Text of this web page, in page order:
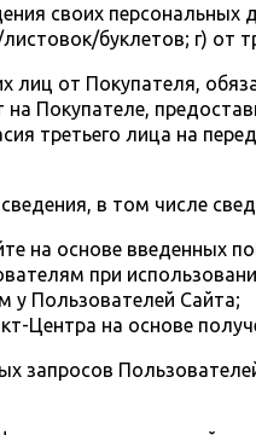
своих
буклетов; г)
лиц от Покупателя,
Покупателе,
третьего лица на
в том числе
на основе введенных
при
у Пользователей Сайта;
Центра на основе
запросов